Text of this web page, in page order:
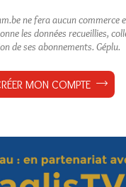
ne fera aucun commerce
les données recueillies,
de ses abonnements. Géplu.
MON COMPTE